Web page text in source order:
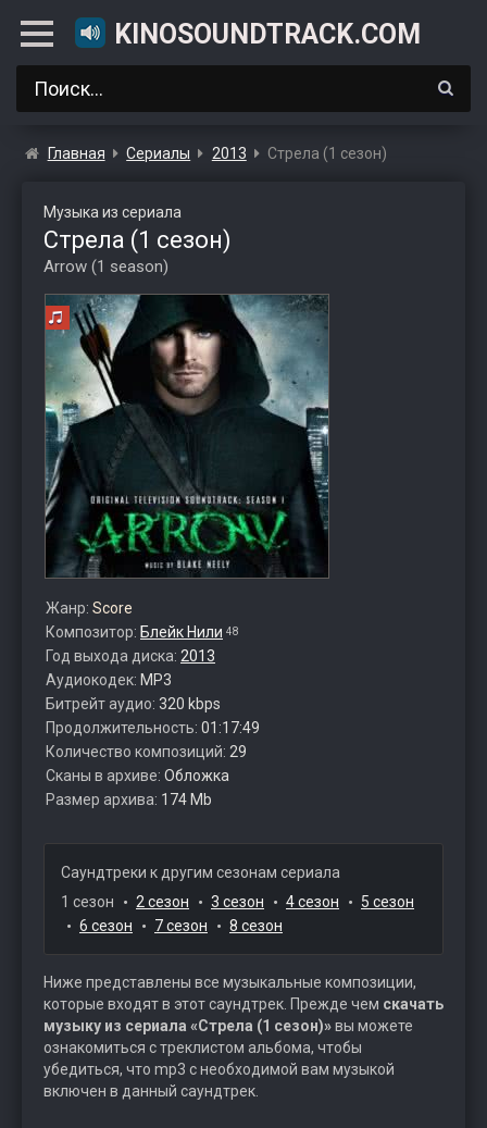
KINOSOUNDTRACK.COM
Главная Сериалы 2013 Стрела (1 сезон)
Музыка из сериала
Стрела (1 сезон)
Arrow (1 season)
Жанр: Score
Композитор: Блейк Нили 48
Год выхода диска: 2013
Аудиокодек: MP3
Битрейт аудио: 320 kbps
Продолжительность: 01:17:49
Количество композиций: 29
Сканы в архиве: Обложка
Размер архива: 174 Mb
Саундтреки к другим сезонам сериала
1 сезон
2 сезон 3 сезон 4 сезон
5 сезон
6 сезон
7 сезон 8 сезон
Ниже представлены все музыкальные композиции,
которые входят в этот саундтрек. Прежде чем скачать
музыку из сериала «Стрела (1 сезон)»вы можете
ознакомиться с треклистом альбома, чтобы
убедиться, что mp3 с необходимой вам музыкой
включен в данный саундтрек.